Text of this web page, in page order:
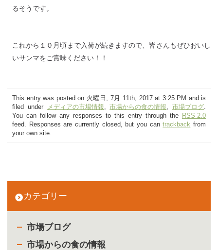
カテゴリー
市場ブログ
市場からの食の情報
るそうです。
これから１０月頃まで入荷が続きますので、皆さんもぜひおいし
いサンマをご賞味ください！！
This entry was posted on 火曜日, 7月 11th, 2017 at 3:25 PM and is
filed under
メディアの市場情報,市場からの食の情報, 市場ブログ.
You can follow any responses to this entry through the
RSS 2.0
feed. Responses are currently closed, but you cantrackback from
your own site.